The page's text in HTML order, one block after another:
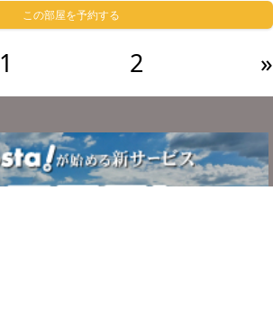
この部屋を予約する
1 2 »